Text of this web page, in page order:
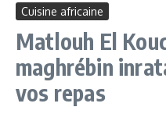
Cuisine africaine
Matlouh El
maghrébin
vos repas